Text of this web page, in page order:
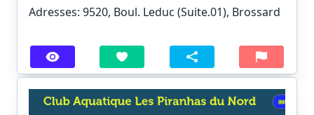
Adresses: 9520, Boul. Leduc (Suite.01), Brossard